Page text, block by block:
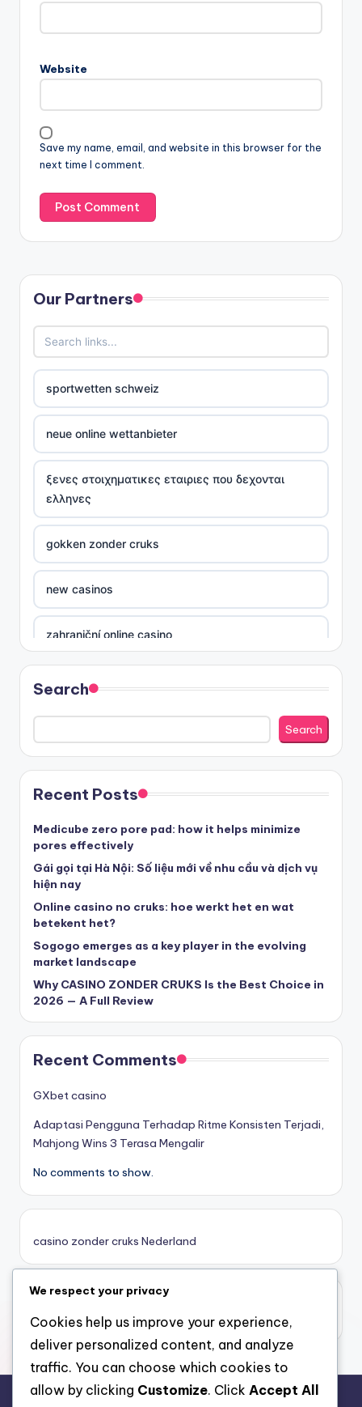
Website
Save my name, email, and website in this browser for the
next time I comment.
Our Partners
sportwetten schweiz
neue online wettanbieter
ξενες στοιχηματικες εταιριες που δεχονται
ελληνες
gokken zonder cruks
new casinos
zahraniční online casino
sázkové kanceláře
στοιχηματικες εταιριες ελλαδα
beste casinos zonder cruks
beste casinos zonder cruks
goksites zonder cruks
belgische online casino
κορυφαιες στοιχηματικες εταιριες
online casino zonder cruks
καινουργια online casino
ποκερ στην ελλαδα
online casino χωρισ ταυτοποιηση
sazkove kancelare cr
Search
Search
Recent Posts
Medicube zero pore pad: how it helps minimize
pores effectively
Gái gọi tại Hà Nội: Số liệu mới về nhu cầu và dịch vụ
hiện nay
Online casino no cruks: hoe werkt het en wat
betekent het?
Sogogo emerges as a key player in the evolving
market landscape
Why CASINO ZONDER CRUKS Is the Best Choice in
2026 — A Full Review
Recent Comments
GXbet casino
Adaptasi Pengguna Terhadap Ritme Konsisten Terjadi,
Mahjong Wins 3 Terasa Mengalir
No comments to show.
casino zonder cruks Nederland
casino zonder limiet
casino zonder limiet
We respect your privacy
Cookies help us improve your experience,
deliver personalized content, and analyze
traffic. You can choose which cookies to
allow by clicking Customize. Click Accept All